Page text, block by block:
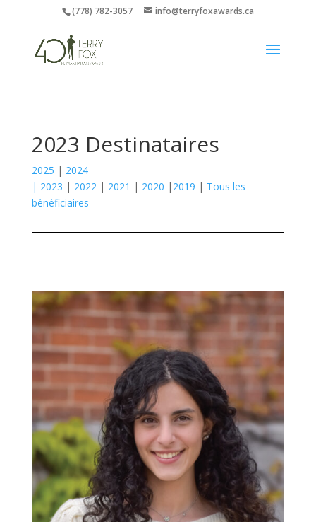
(778) 782-3057 info@terryfoxawards.ca
2023 Destinataires
2025 | 2024
| 2023 | 2022| 2021 | 2020 | 2019 | Tous les
bénéficiaires